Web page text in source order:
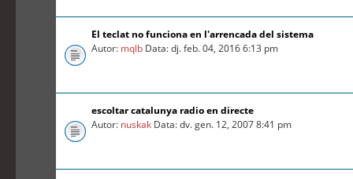
El teclat no funciona en l'arrencada del sistema
Autor: mqlb Data: dj. feb. 04, 2016 6:13 pm
escoltar catalunya radio en directe
Autor: nuskak Data: dv. gen. 12, 2007 8:41 pm